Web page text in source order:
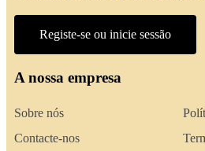
Registe-se ou inicie sessão
A nossa empresa
Sobre nós
Contacte-nos